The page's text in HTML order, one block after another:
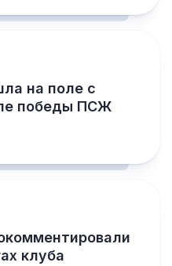
на поле с
победы ПСЖ
клуба